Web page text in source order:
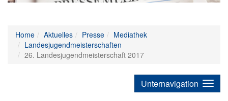
Home Aktuelles Presse
Mediathek
Landesjugendmeisterschaften
26. Landesjugendmeisterschaft 2017
Unternavigation